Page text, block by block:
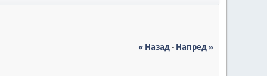
« Назад- Напред »